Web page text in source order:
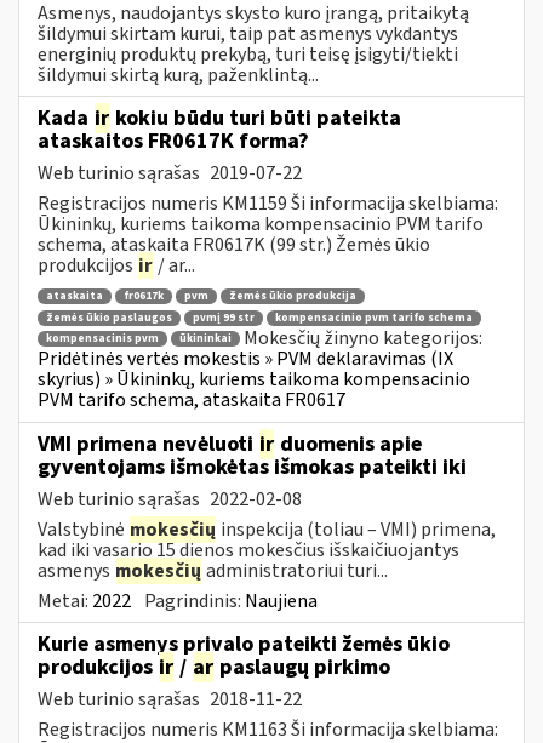
Asmenys, naudojantys skysto kuro įrangą, pritaikytą
šildymui skirtam kurui, taip pat asmenys vykdantys
energinių produktų prekybą, turi teisę įsigyti/tiekti
šildymui skirtą kurą, paženklintą...
Kada ir kokiu būdu turi būti pateikta
ataskaitos FR0617K forma?
Web turinio sąrašas 2019-07-22
Registracijos numeris KM1159 Ši informacija skelbiama:
Ūkininkų, kuriems taikoma kompensacinio PVM tarifo
schema, ataskaita FR0617K (99 str.) Žemės ūkio
produkcijos ir / ar...
ataskaita fr0617k pvm
žemės ūkio produkcija
žemės ūkio paslaugos
pvmį 99 str
kompensacinio pvm tarifo schema
kompensacinis pvm
ūkininkai
Mokesčių žinyno kategorijos:
Pridėtinės vertės mokestis » PVM deklaravimas (IX
skyrius) » Ūkininkų, kuriems taikoma kompensacinio
PVM tarifo schema, ataskaita FR0617
VMI primena nevėluoti ir duomenis apie
gyventojams išmokėtas išmokas pateikti iki
Web turinio sąrašas 2022-02-08
Valstybinė mokesčių inspekcija (toliau – VMI) primena,
kad iki vasario 15 dienos mokesčius išskaičiuojantys
asmenys mokesčių administratoriui turi...
Metai: 2022 Pagrindinis: Naujiena
Kurie asmenys privalo pateikti žemės ūkio
produkcijos ir / ar paslaugų pirkimo
Web turinio sąrašas 2018-11-22
Registracijos numeris KM1163 Ši informacija skelbiama: